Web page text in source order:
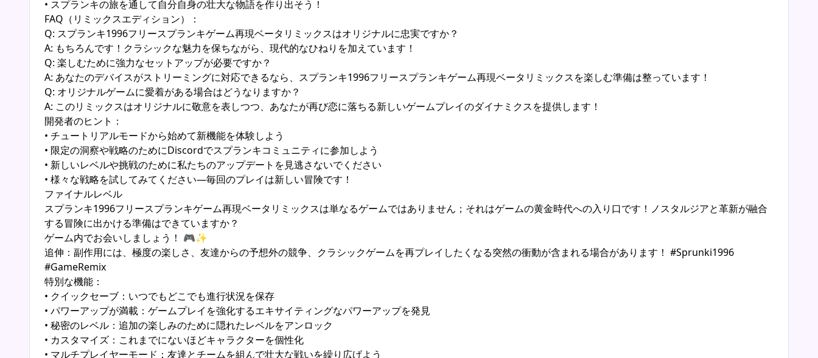
• スプランキの旅を通して自分自身の壮大な物語を作り出そう！
FAQ（リミックスエディション）：
Q: スプランキ1996フリースプランキゲーム再現ベータリミックスはオリジナルに忠実ですか？
A: もちろんです！クラシックな魅力を保ちながら、現代的なひねりを加えています！
Q: 楽しむために強力なセットアップが必要ですか？
A: あなたのデバイスがストリーミングに対応できるなら、スプランキ1996フリースプランキゲーム再現ベータリミックスを楽しむ準備は整っています！
Q: オリジナルゲームに愛着がある場合はどうなりますか？
A: このリミックスはオリジナルに敬意を表しつつ、あなたが再び恋に落ちる新しいゲームプレイのダイナミクスを提供します！
開発者のヒント：
• チュートリアルモードから始めて新機能を体験しよう
• 限定の洞察や戦略のためにDiscordでスプランキコミュニティに参加しよう
• 新しいレベルや挑戦のために私たちのアップデートを見逃さないでください
• 様々な戦略を試してみてください—毎回のプレイは新しい冒険です！
ファイナルレベル
スプランキ1996フリースプランキゲーム再現ベータリミックスは単なるゲームではありません；それはゲームの黄金時代への入り口です！ノスタルジアと革新が融合
する冒険に出かける準備はできていますか？
ゲーム内でお会いしましょう！ 🎮✨
追伸：副作用には、極度の楽しさ、友達からの予想外の競争、クラシックゲームを再プレイしたくなる突然の衝動が含まれる場合があります！ #Sprunki1996
#GameRemix
特別な機能：
• クイックセーブ：いつでもどこでも進行状況を保存
• パワーアップが満載：ゲームプレイを強化するエキサイティングなパワーアップを発見
• 秘密のレベル：追加の楽しみのために隠れたレベルをアンロック
• カスタマイズ：これまでにないほどキャラクターを個性化
• マルチプレイヤーモード：友達とチームを組んで壮大な戦いを繰り広げよう